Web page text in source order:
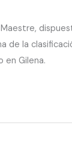
de la
en Gilena.